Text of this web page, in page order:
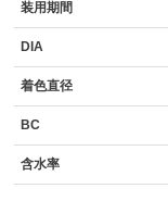
装用期間
DIA
着色直径
BC
含水率